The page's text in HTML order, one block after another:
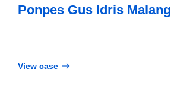
Ponpes Gus Idris Malang
View case